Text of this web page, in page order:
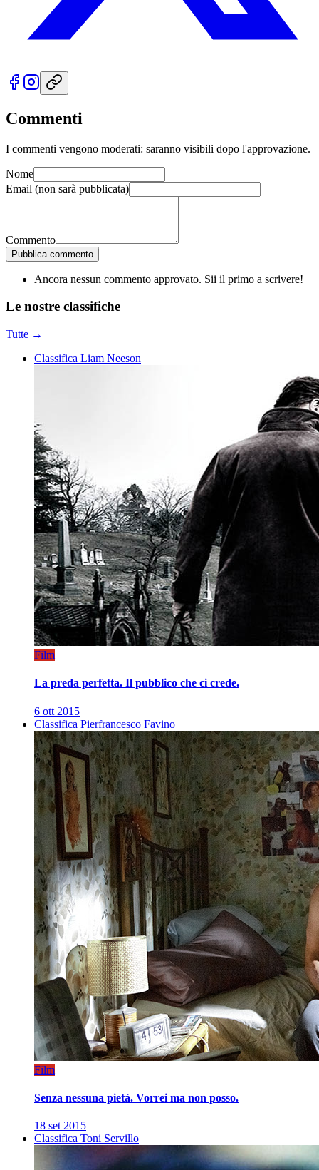
Commenti
I commenti vengono moderati: saranno visibili dopo l'approvazione.
Nome
Email (non sarà pubblicata)
Commento
Pubblica commento
Ancora nessun commento approvato. Sii il primo a scrivere!
Le nostre classifiche
Tutte →
Classifica Liam Neeson
Film
La preda perfetta. Il pubblico che ci crede.
6 ott 2015
Classifica Pierfrancesco Favino
Film
Senza nessuna pietà. Vorrei ma non posso.
18 set 2015
Classifica Toni Servillo